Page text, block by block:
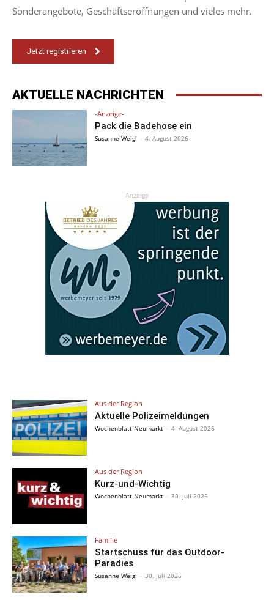
Sonderangebote, Geschäftseröffnungen und vieles mehr.
Jetzt registrieren
AKTUELLE NACHRICHTEN
-Anzeige-
Pack die Badehose ein
Susanne Weigl - 4. August 2026
Anzeige
Aus der Region
Aktuelle Polizeimeldungen
Wochenblatt Neumarkt - 4. August 2026
Aus der Region
Kurz-und-Wichtig
Wochenblatt Neumarkt - 30. Juli 2026
Familie
Startschuss für das Outdoor-
Paradies
Susanne Weigl - 30. Juli 2026